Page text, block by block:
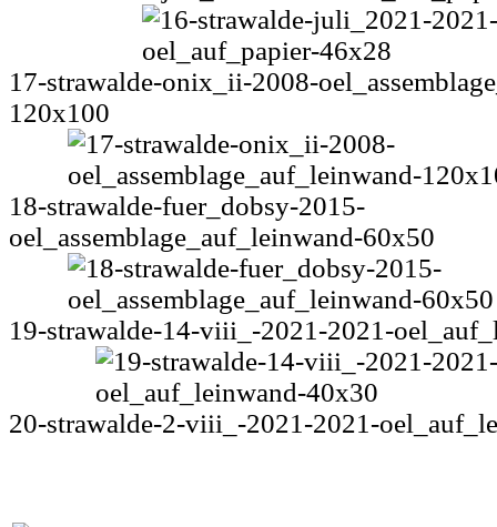
17-strawalde-onix_ii-2008-
120x100
18-strawalde-fuer_dobsy-2015-
oel_assemblage_auf_leinwand-60x50
19-strawalde-14-viii_-2021-2021-
20-strawalde-2-viii_-2021-2021-